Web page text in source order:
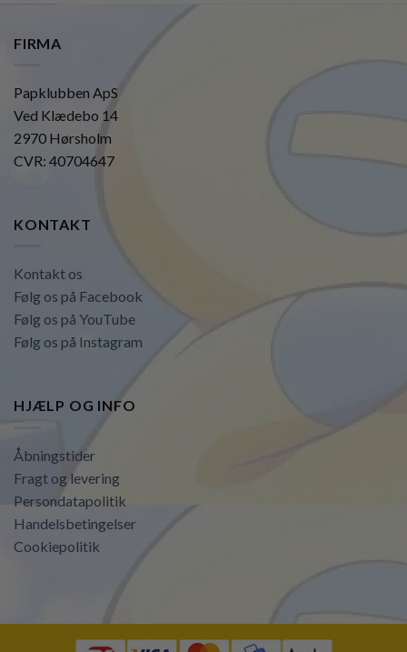
FIRMA
Papklubben ApS
Ved Klædebo 14
2970 Hørsholm
CVR: 40704647
KONTAKT
Kontakt os
Følg os på Facebook
Følg os på YouTube
Følg os på Instagram
HJÆLP OG INFO
Åbningstider
Fragt og levering
Persondatapolitik
Handelsbetingelser
Cookiepolitik